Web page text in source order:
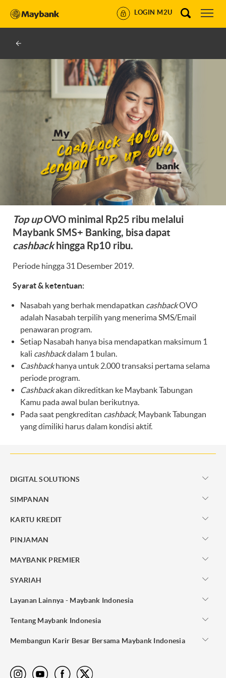
LOGIN M2U
Top upOVO minimal Rp25 ribu melalui
Maybank SMS+ Banking, bisa dapat
cashbackhingga Rp10 ribu.
Periode hingga 31 Desember 2019.
Syarat & ketentuan:
Nasabah yang berhak mendapatkan cashbackOVO
adalah Nasabah terpilih yang menerima SMS/Email
penawaran program.
Setiap Nasabah hanya bisa mendapatkan maksimum 1
kali cashbackdalam 1 bulan.
Cashbackhanya untuk 2.000 transaksi pertama selama
periode program.
Cashbackakan dikreditkan ke Maybank Tabungan
Kamu pada awal bulan berikutnya.
Pada saat pengkreditan cashback, Maybank Tabungan
yang dimiliki harus dalam kondisi aktif.
DIGITAL SOLUTIONS
SIMPANAN
KARTU KREDIT
PINJAMAN
MAYBANK PREMIER
SYARIAH
Layanan Lainnya - Maybank Indonesia
Tentang Maybank Indonesia
Membangun Karir Besar Bersama Maybank Indonesia